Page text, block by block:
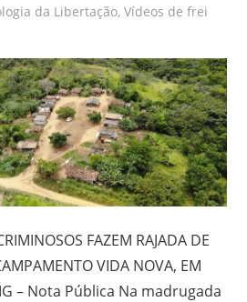
da Libertação, Vídeos de frei
FAZEM RAJADA DE
VIDA NOVA, EM
– Nota Pública Na madrugada